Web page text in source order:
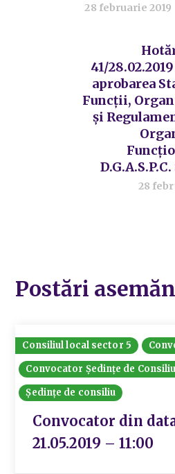
28 februarie 2019
41/
aprobarea
Funcții,
și
28
Postări
Consiliul local sector 5
Convocator Ședințe de
Ședințe de consiliu
Convocator din
21.05.2019 – 11:00